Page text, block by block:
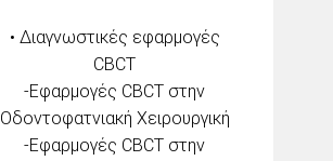
• Διαγνωστικές εφαρμογές
CBCT
-Εφαρμογές CBCT στην
Οδοντοφατνιακή Χειρουργική
-Εφαρμογές CBCT στην